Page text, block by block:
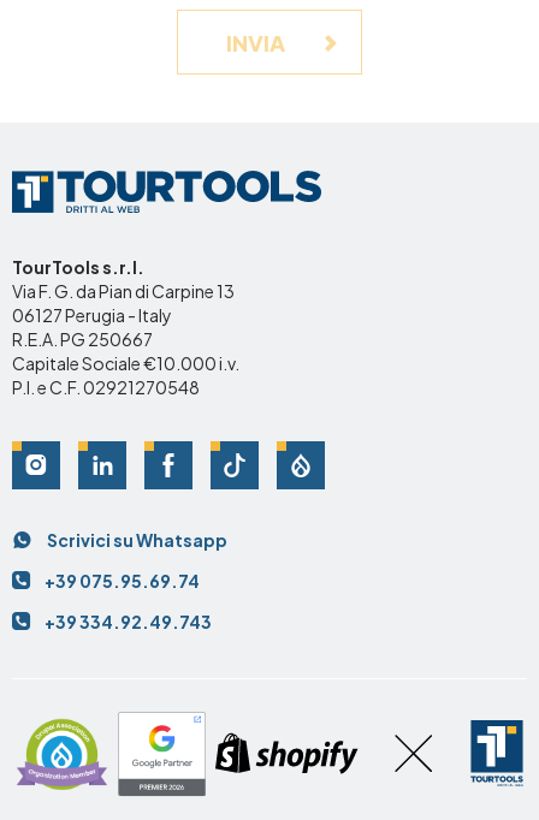
INVIA
TourTools s.r.l.
Via F. G. da Pian di Carpine 13
06127 Perugia - Italy
R.E.A. PG 250667
Capitale Sociale €10.000 i.v.
P.I. e C.F. 02921270548
Social
Contatti
Scrivici su Whatsapp
+39 075.95.69.74
+39 334.92.49.743